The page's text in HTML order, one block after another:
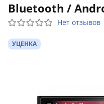
Bluetooth /
Нет отзывов
УЦЕНКА